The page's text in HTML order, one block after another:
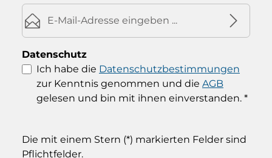
Datenschutz
Ich habe die Datenschutzbestimmungen
zur Kenntnis genommen und die AGB
gelesen und bin mit ihnen einverstanden. *
Die mit einem Stern (*) markierten Felder sind
Pflichtfelder.